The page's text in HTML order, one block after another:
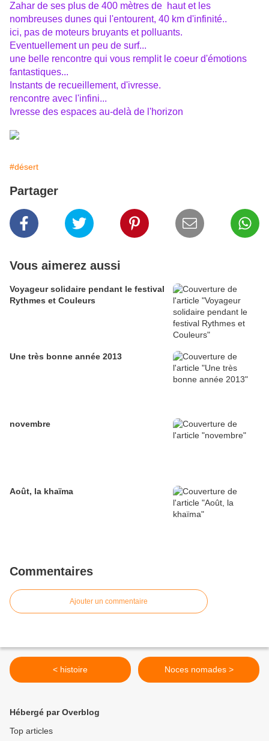
Zahar de ses plus de 400 mètres de haut et les
nombreuses dunes qui l'entourent, 40 km d'infinité..
ici, pas de moteurs bruyants et polluants.
Eventuellement un peu de surf...
une belle rencontre qui vous remplit le coeur d'émotions
fantastiques...
Instants de recueillement, d'ivresse.
rencontre avec l'infini...
Ivresse des espaces au-delà de l'horizon
#désert
Partager
Vous aimerez aussi
Voyageur solidaire pendant le festival
Rythmes et Couleurs
Une très bonne année 2013
novembre
Août, la khaïma
Commentaires
Ajouter un commentaire
< histoire Noces nomades >
Hébergé par Overblog
Top articles